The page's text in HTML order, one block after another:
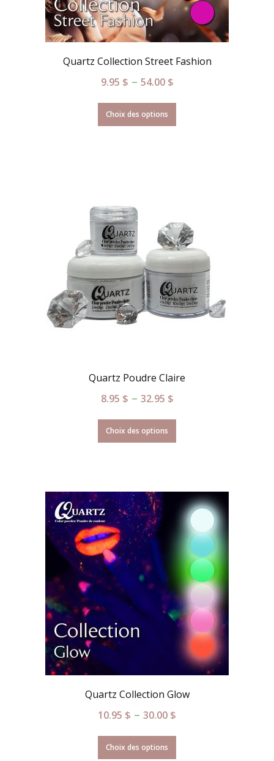
Quartz Collection Street Fashion
9.95 $ – 54.00 $
Choix des options
Quartz Poudre Claire
8.95 $ – 32.95 $
Choix des options
Quartz Collection Glow
10.95 $ – 30.00 $
Choix des options